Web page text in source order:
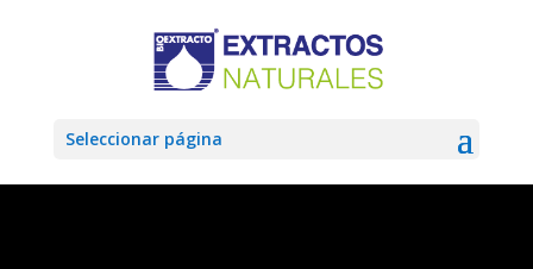
Seleccionar página